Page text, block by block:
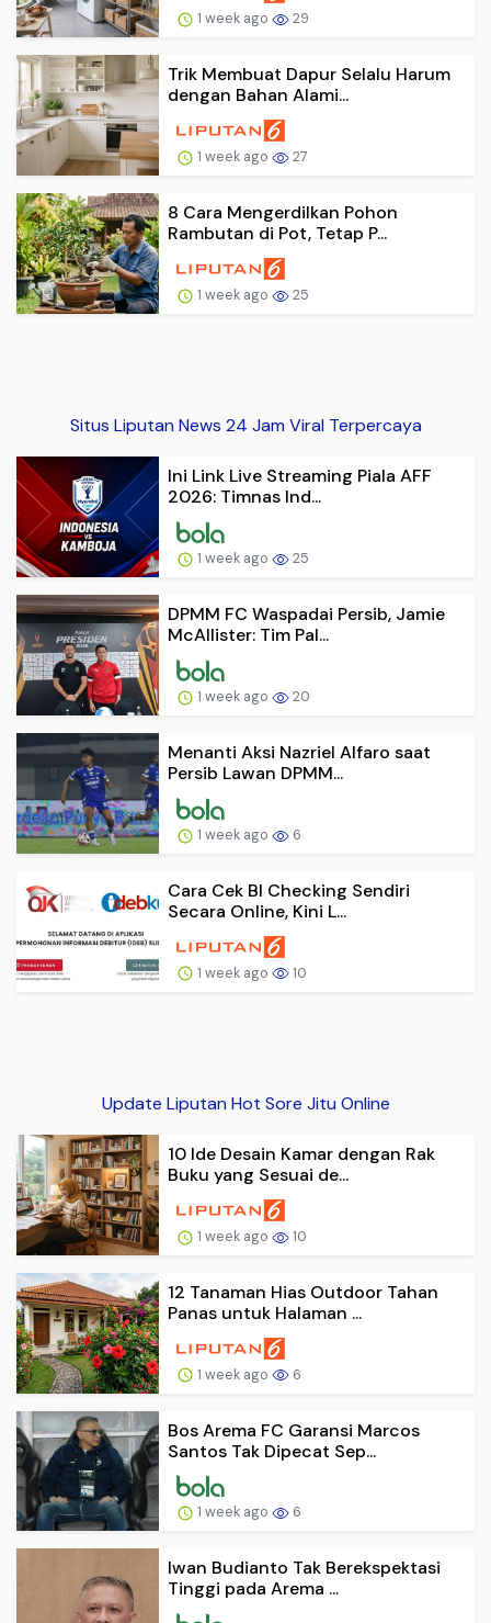
1 week ago 29
Trik Membuat Dapur Selalu Harum
dengan Bahan Alami...
1 week ago 27
8 Cara Mengerdilkan Pohon
Rambutan di Pot, Tetap P...
1 week ago 25
Situs Liputan News 24 Jam Viral Terpercaya
Ini Link Live Streaming Piala AFF
2026: Timnas Ind...
1 week ago 25
DPMM FC Waspadai Persib, Jamie
McAllister: Tim Pal...
1 week ago 20
Menanti Aksi Nazriel Alfaro saat
Persib Lawan DPMM...
1 week ago 6
Cara Cek BI Checking Sendiri
Secara Online, Kini L...
1 week ago 10
Update Liputan Hot Sore Jitu Online
10 Ide Desain Kamar dengan Rak
Buku yang Sesuai de...
1 week ago 10
12 Tanaman Hias Outdoor Tahan
Panas untuk Halaman ...
1 week ago 6
Bos Arema FC Garansi Marcos
Santos Tak Dipecat Sep...
1 week ago 6
Iwan Budianto Tak Berekspektasi
Tinggi pada Arema ...